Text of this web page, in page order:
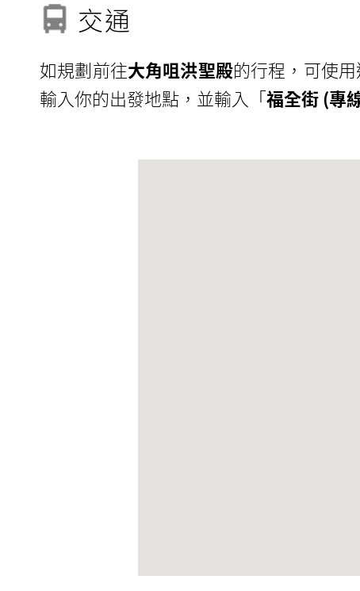
交通
如規劃前往大角咀洪聖殿的行程，可使
輸入你的出發地點，並輸入「福全街 (專